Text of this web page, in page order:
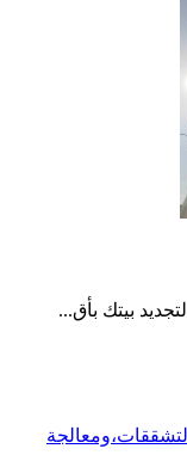
بيتك بأق...